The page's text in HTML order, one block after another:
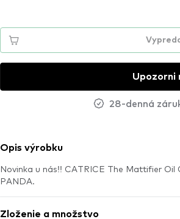
Upozorni
28-denná
Opis výrobku
Novinka u nás!! CATRICE The Mattifier
PANDA.
Zloženie a množstvo